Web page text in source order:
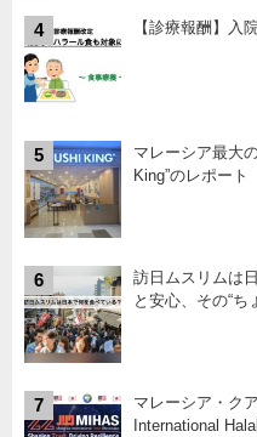
4 【診療報酬】入
5
マレーシア最大
King”のレポート
6
訪日ムスリムは
と安心、その“ち
7
マレーシア・ク
International